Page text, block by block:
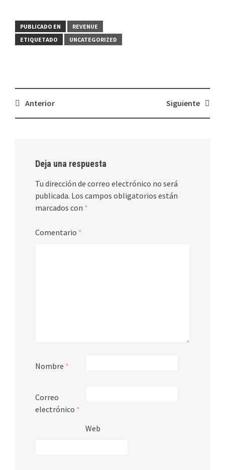
PUBLICADO EN
REVENUE
ETIQUETADO
UNCATEGORIZED
Navegación
de
Anterior Siguiente
Deja una respuesta
Tu dirección de correo electrónico no será
publicada. Los campos obligatorios están
marcados con *
Comentario *
Nombre *
Correo
electrónico *
Web